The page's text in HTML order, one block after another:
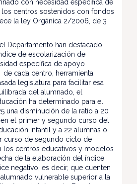
con necesidad específica de
centros sostenidos con fondos
la ley Orgánica 2/2006, de 3
Departamento han destacado
de escolarización de
específica de apoyo
de cada centro, herramienta
legislatura para facilitar esa
del alumnado, el
ha determinado para el
una disminución de la ratio a 20
el primer y segundo curso del
Infantil y a 22 alumnas o
curso de segundo ciclo de
los centros educativos y modelos
de la elaboración del índice
negativo, es decir, que cuenten
vulnerable superior a la